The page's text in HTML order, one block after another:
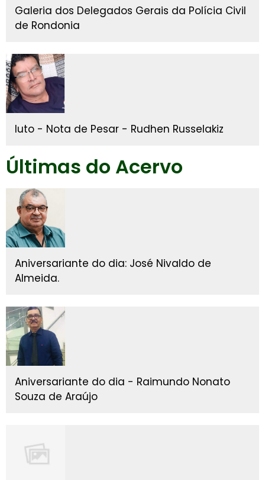
Galeria dos Delegados Gerais da Polícia Civil
de Rondonia
luto - Nota de Pesar - Rudhen Russelakiz
Últimas do Acervo
Aniversariante do dia: José Nivaldo de
Almeida.
Aniversariante do dia - Raimundo Nonato
Souza de Araújo